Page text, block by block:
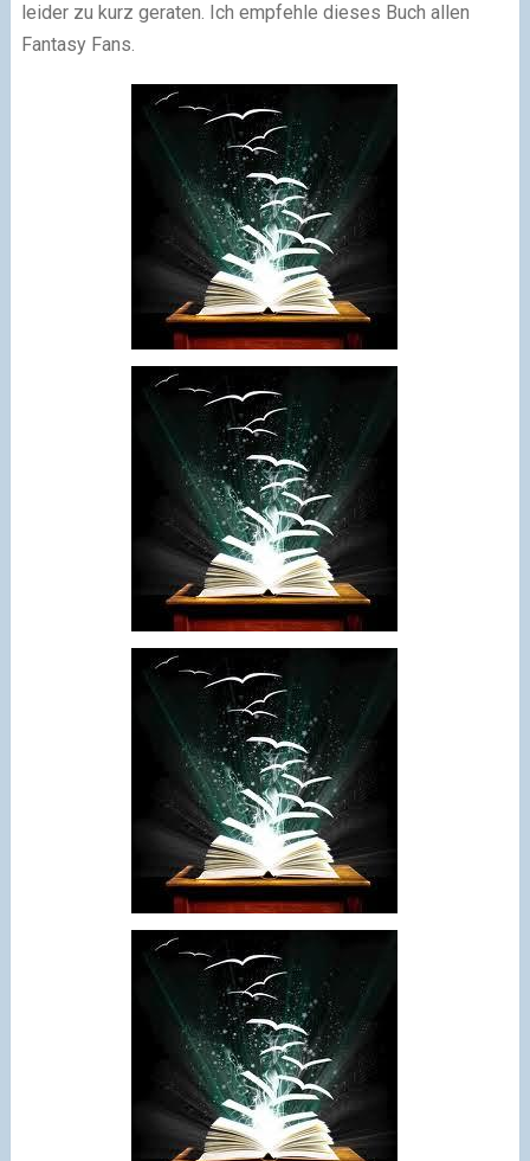
leider zu kurz geraten. Ich empfehle dieses Buch allen
Fantasy Fans.